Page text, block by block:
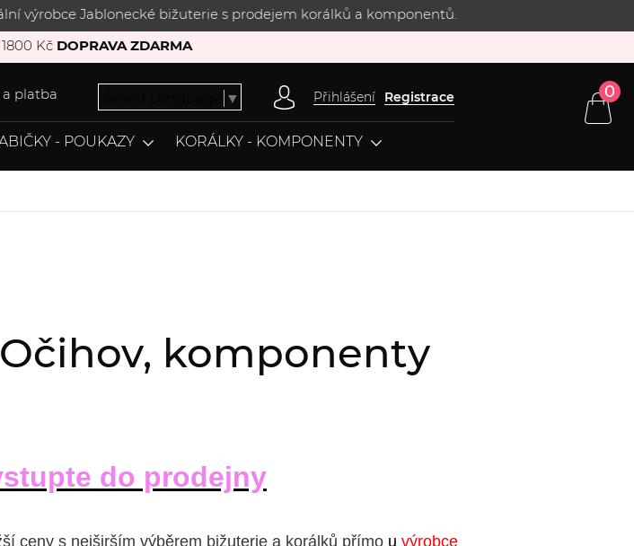
výrobce Jablonecké bižuterie s prodejem korálků a komponentů.
Kč DOPRAVA ZDARMA
platba ▼ Přihlášení Registrace 0
- POUKAZY KORÁLKY - KOMPONENTY
komponenty
do prodejny
ceny s nejširším výběrem bižuterie a korálků přímo u výrobce